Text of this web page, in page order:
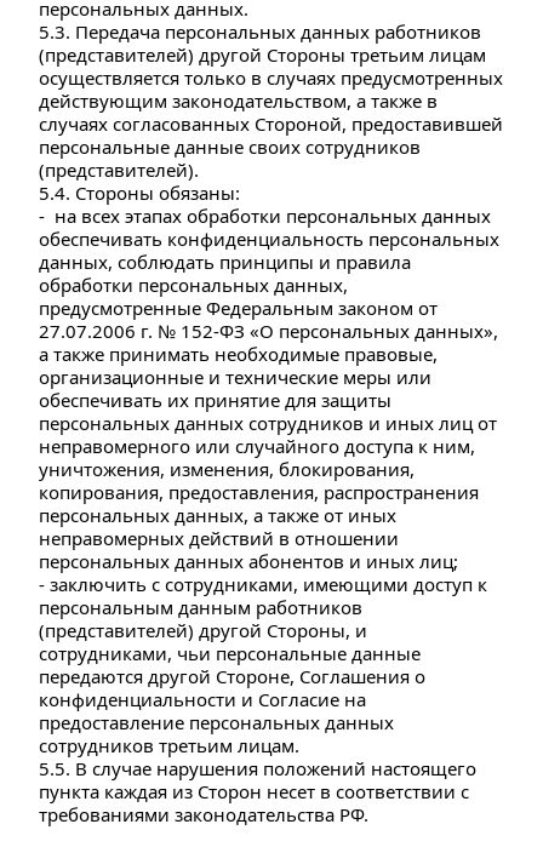
персональных данных.
5.3. Передача персональных данных работников
(представителей) другой Стороны третьим лицам
осуществляется только в случаях предусмотренных
действующим законодательством, а также в
случаях согласованных Стороной, предоставившей
персональные данные своих сотрудников
(представителей).
5.4. Стороны обязаны:
-  на всех этапах обработки персональных данных
обеспечивать конфиденциальность персональных
данных, соблюдать принципы и правила
обработки персональных данных,
предусмотренные Федеральным законом от
27.07.2006 г. № 152-ФЗ «О персональных данных»,
а также принимать необходимые правовые,
организационные и технические меры или
обеспечивать их принятие для защиты
персональных данных сотрудников и иных лиц от
неправомерного или случайного доступа к ним,
уничтожения, изменения, блокирования,
копирования, предоставления, распространения
персональных данных, а также от иных
неправомерных действий в отношении
персональных данных абонентов и иных лиц;
- заключить с сотрудниками, имеющими доступ к
персональным данным работников
(представителей) другой Стороны, и
сотрудниками, чьи персональные данные
передаются другой Стороне, Соглашения о
конфиденциальности и Согласие на
предоставление персональных данных
сотрудников третьим лицам.
5.5. В случае нарушения положений настоящего
пункта каждая из Сторон несет в соответствии с
требованиями законодательства РФ.